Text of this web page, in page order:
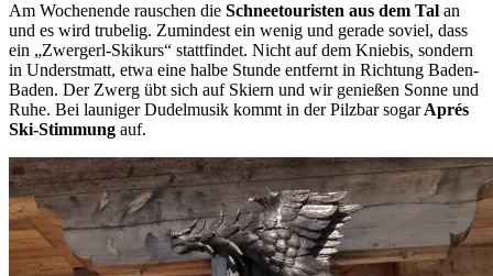
Am Wochenende rauschen die Schneetouristen aus dem Tal an
und es wird trubelig. Zumindest ein wenig und gerade soviel, dass
ein „Zwergerl-Skikurs“ stattfindet. Nicht auf dem Kniebis, sondern
in Understmatt, etwa eine halbe Stunde entfernt in Richtung Baden-
Baden. Der Zwerg übt sich auf Skiern und wir genießen Sonne und
Ruhe. Bei launiger Dudelmusik kommt in der Pilzbar sogarAprés
Ski-Stimmung auf.